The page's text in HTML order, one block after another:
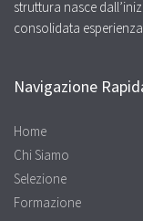
struttura nasce
consolidata
Navigazione
Home
Chi Siamo
Selezione
Formazione